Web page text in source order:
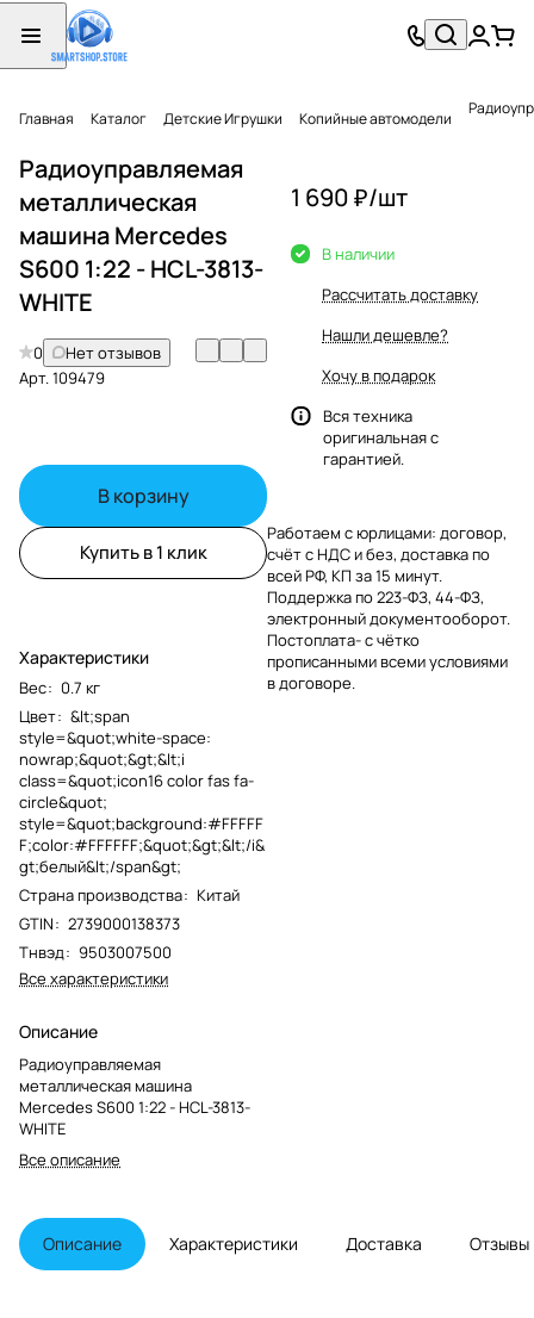
Главная Каталог Детские Игрушки Копийные автомодели
Радиоуправляемая
металлическая
машина Mercedes
S600 1:22 - HCL-3813-
WHITE
0
Нет отзывов
Арт.109479
В корзину
Купить в 1 клик
Характеристики
Вес: 0.7 кг
Цвет: &lt;span
style=&quot;white-space:
nowrap;&quot;&gt;&lt;i
class=&quot;icon16 color fas fa-
circle&quot;
style=&quot;background:#FFFFF
F;color:#FFFFFF;&quot;&gt;&lt;/i&
gt;белый&lt;/span&gt;
Страна производства: Китай
GTIN: 2739000138373
Тнвэд: 9503007500
Все характеристики
Описание
Радиоуправляемая
металлическая машина
Mercedes S600 1:22 - HCL-3813-
WHITE
Все описание
1 690 ₽/шт
В наличии
Рассчитать доставку
Нашли дешевле?
Хочу в подарок
Вся техника
оригинальная с
гарантией.
Работаем с юрлицами: договор,
счёт с НДС и без, доставка по
всей РФ, КП за 15 минут.
Поддержка по 223-ФЗ, 44-ФЗ,
электронный документооборот.
Постоплата- с чётко
прописанными всеми условиями
в договоре.
Описание Характеристики Доставка Отзывы